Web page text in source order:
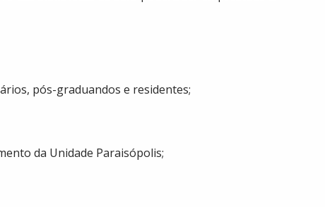
pós-graduandos e residentes;
da Unidade Paraisópolis;